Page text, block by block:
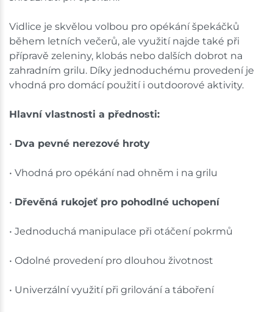
Vidlice je skvělou volbou pro opékání špekáčků
během letních večerů, ale využití najde také při
přípravě zeleniny, klobás nebo dalších dobrot na
zahradním grilu. Díky jednoduchému provedení je
vhodná pro domácí použití i outdoorové aktivity.
Hlavní vlastnosti a přednosti:
• Dva pevné nerezové hroty
• Vhodná pro opékání nad ohněm i na grilu
• Dřevěná rukojeť pro pohodlné uchopení
• Jednoduchá manipulace při otáčení pokrmů
• Odolné provedení pro dlouhou životnost
• Univerzální využití při grilování a táboření